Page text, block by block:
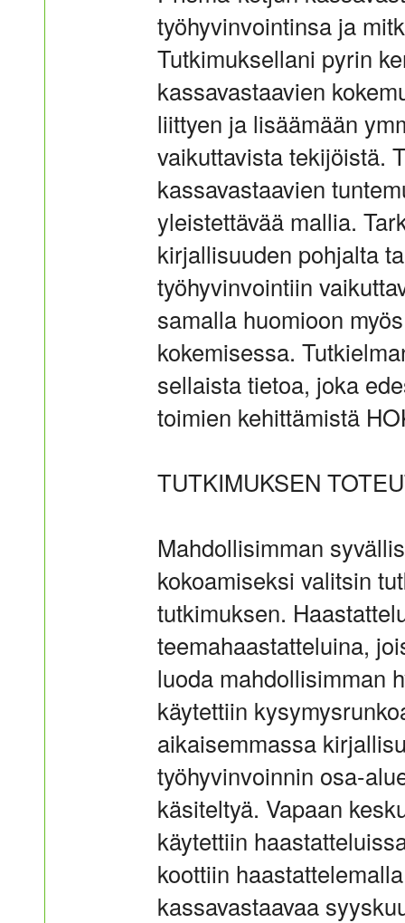
työhyvinvointinsa ja
Tutkimuksellani pyrin
kassavastaavien
liittyen ja lisäämään
vaikuttavista tekijöistä.
kassavastaavien
yleistettävää mallia.
kirjallisuuden pohjalta
työhyvinvointiin
samalla huomioon
kokemisessa.
sellaista tietoa, joka
toimien kehittämistä
TUTKIMUKSEN
Mahdollisimman
kokoamiseksi valitsin
tutkimuksen.
teemahaastatteluina,
luoda mahdollisimman
käytettiin
aikaisemmassa
työhyvinvoinnin osa-
käsiteltyä. Vapaan
käytettiin
koottiin
kassavastaavaa